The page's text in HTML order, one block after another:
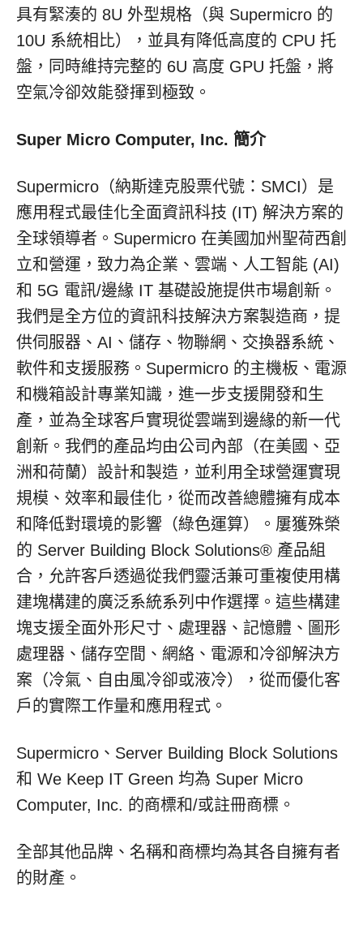
具有緊湊的 8U 外型規格（與 Supermicro 的
10U 系統相比），並具有降低高度的 CPU 托
盤，同時維持完整的 6U 高度 GPU 托盤，將
空氣冷卻效能發揮到極致。
Super Micro Computer, Inc. 簡介
Supermicro（納斯達克股票代號：SMCI）是
應用程式最佳化全面資訊科技 (IT) 解決方案的
全球領導者。Supermicro 在美國加州聖荷西創
立和營運，致力為企業、雲端、人工智能 (AI)
和 5G 電訊/邊緣 IT 基礎設施提供市場創新。
我們是全方位的資訊科技解決方案製造商，提
供伺服器、AI、儲存、物聯網、交換器系統、
軟件和支援服務。Supermicro 的主機板、電源
和機箱設計專業知識，進一步支援開發和生
產，並為全球客戶實現從雲端到邊緣的新一代
創新。我們的產品均由公司內部（在美國、亞
洲和荷蘭）設計和製造，並利用全球營運實現
規模、效率和最佳化，從而改善總體擁有成本
和降低對環境的影響（綠色運算）。屢獲殊榮
的 Server Building Block Solutions® 產品組
合，允許客戶透過從我們靈活兼可重複使用構
建塊構建的廣泛系統系列中作選擇。這些構建
塊支援全面外形尺寸、處理器、記憶體、圖形
處理器、儲存空間、網絡、電源和冷卻解決方
案（冷氣、自由風冷卻或液冷），從而優化客
戶的實際工作量和應用程式。
Supermicro、Server Building Block Solutions
和 We Keep IT Green 均為 Super Micro
Computer, Inc. 的商標和/或註冊商標。
全部其他品牌、名稱和商標均為其各自擁有者
的財產。